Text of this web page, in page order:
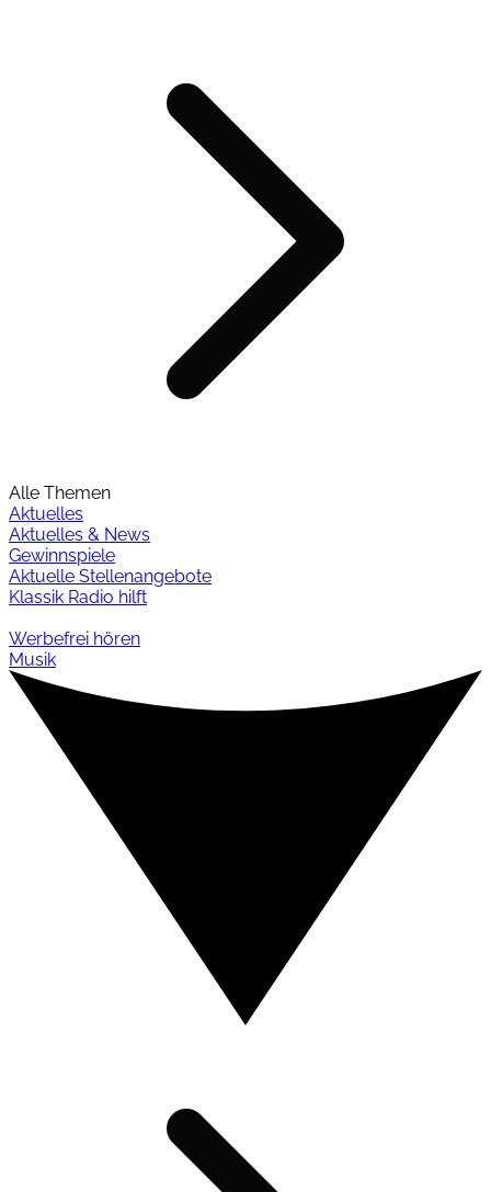
Alle Themen
Aktuelles
Aktuelles & News
Gewinnspiele
Aktuelle Stellenangebote
Klassik Radio hilft
Werbefrei hören
Musik